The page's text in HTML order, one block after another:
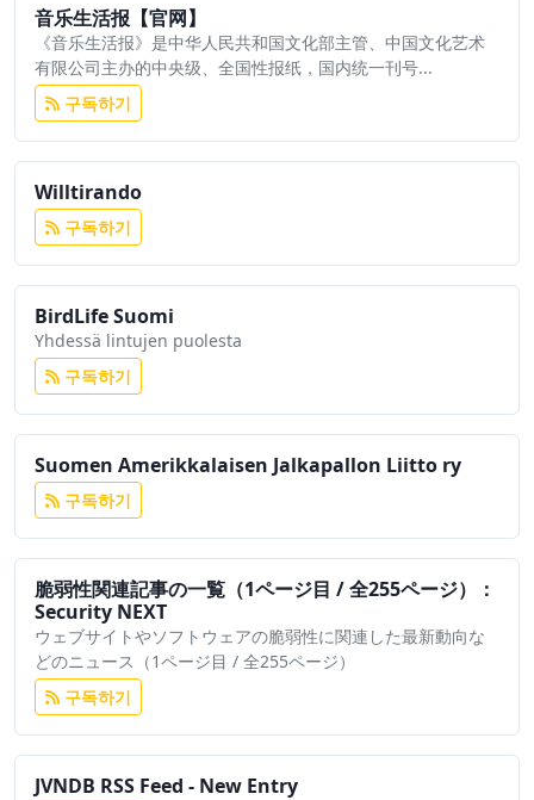
音乐生活报【官网】
《音乐生活报》是中华人民共和国文化部主管、中国文化艺术
有限公司主办的中央级、全国性报纸，国内统一刊号...
구독하기
Willtirando
구독하기
BirdLife Suomi
Yhdessä lintujen puolesta
구독하기
Suomen Amerikkalaisen Jalkapallon Liitto ry
구독하기
脆弱性関連記事の一覧（1ページ目 / 全255ページ）：
Security NEXT
ウェブサイトやソフトウェアの脆弱性に関連した最新動向な
どのニュース（1ページ目 / 全255ページ）
구독하기
JVNDB RSS Feed - New Entry